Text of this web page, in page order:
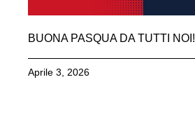
BUONA PASQUA DA TUTTI NOI!
Aprile 3, 2026